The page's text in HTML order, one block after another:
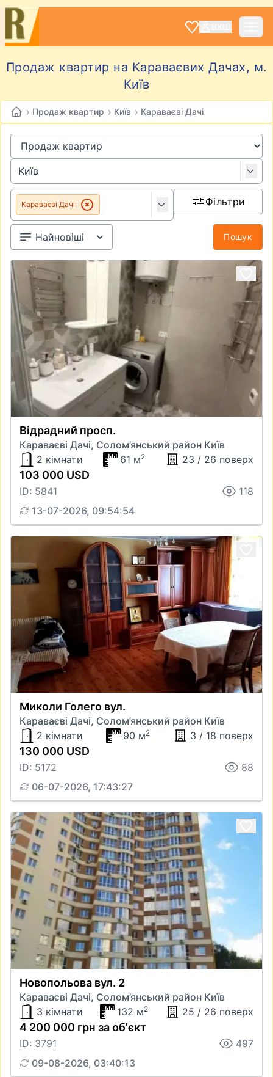
Продаж квартир на Караваєвих Дачах, м.
Київ
› Продаж квартир › Київ › Караваєві Дачі
Караваєві Дачі Фільтри
Пошук
Відрадний просп.
Караваєві Дачі, Солом’янський район Київ
2 кімнати
61 м2 23 / 26 поверх
103 000 USD
ID: 5841
118
13-07-2026, 09:54:54
Миколи Голего вул.
Караваєві Дачі, Солом’янський район Київ
2 кімнати
90 м2 3 / 18 поверх
130 000 USD
ID: 5172
88
06-07-2026, 17:43:27
Новопольова вул. 2
Караваєві Дачі, Солом’янський район Київ
3 кімнати
132 м2 25 / 26 поверх
4 200 000 грн за об'єкт
ID: 3791
497
09-08-2026, 03:40:13